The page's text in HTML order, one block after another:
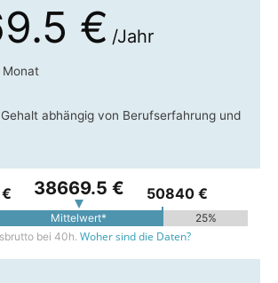
€ /Jahr
Monat
abhängig von Berufserfahrung und
38669.5 € 50840 €
Mittelwert*
25%
bei 40h. Woher sind die Daten?